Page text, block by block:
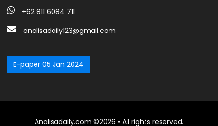
+62 811 6084 711
analisadaily123@gmail.com
E-paper 05 Jan 2024
Analisadaily.com ©2026 • All rights reserved.